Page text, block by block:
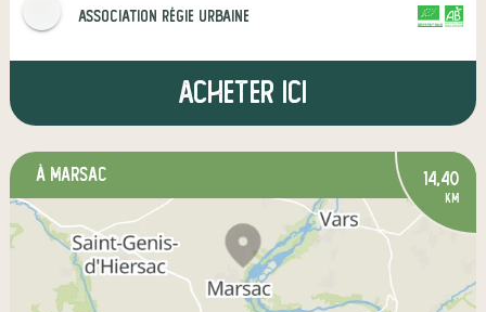
Association Régie Urbaine
Acheter ici
à Marsac 14,40
km